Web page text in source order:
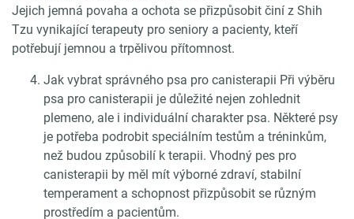
Jejich jemná povaha a ochota se přizpůsobit činí z Shih
Tzu vynikající terapeuty pro seniory a pacienty, kteří
potřebují jemnou a trpělivou přítomnost.
Jak vybrat správného psa pro canisterapii Při výběru
psa pro canisterapii je důležité nejen zohlednit
plemeno, ale i individuální charakter psa. Některé psy
je potřeba podrobit speciálním testům a tréninkům,
než budou způsobilí k terapii. Vhodný pes pro
canisterapii by měl mít výborné zdraví, stabilní
temperament a schopnost přizpůsobit se různým
prostředím a pacientům.